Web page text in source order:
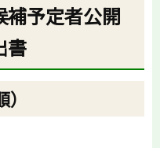
予定者公開
書